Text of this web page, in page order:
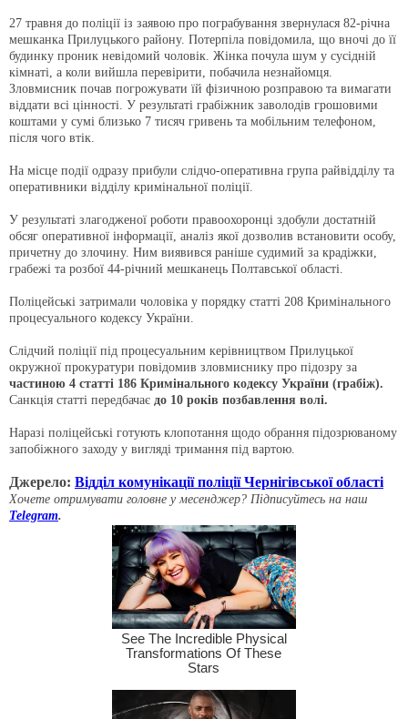
27 травня до поліції із заявою про пограбування звернулася 82-річна
мешканка Прилуцького району. Потерпіла повідомила, що вночі до її
будинку проник невідомий чоловік. Жінка почула шум у сусідній
кімнаті, а коли вийшла перевірити, побачила незнайомця.
Зловмисник почав погрожувати їй фізичною розправою та вимагати
віддати всі цінності. У результаті грабіжник заволодів грошовими
коштами у сумі близько 7 тисяч гривень та мобільним телефоном,
після чого втік.
На місце події одразу прибули слідчо-оперативна група райвідділу та
оперативники відділу кримінальної поліції.
У результаті злагодженої роботи правоохоронці здобули достатній
обсяг оперативної інформації, аналіз якої дозволив встановити особу,
причетну до злочину. Ним виявився раніше судимий за крадіжки,
грабежі та розбої 44-річний мешканець Полтавської області.
Поліцейські затримали чоловіка у порядку статті 208 Кримінального
процесуального кодексу України.
Слідчий поліції під процесуальним керівництвом Прилуцької
окружної прокуратури повідомив зловмиснику про підозру за
частиною 4 статті 186 Кримінального кодексу України (грабіж).
Санкція статті передбачає до 10 років позбавлення волі.
Наразі поліцейські готують клопотання щодо обрання підозрюваному
запобіжного заходу у вигляді тримання під вартою.
Джерело: Відділ комунікації поліції Чернігівської області
Хочете отримувати головне у месенджер? Підписуйтесь на наш
Telegram.